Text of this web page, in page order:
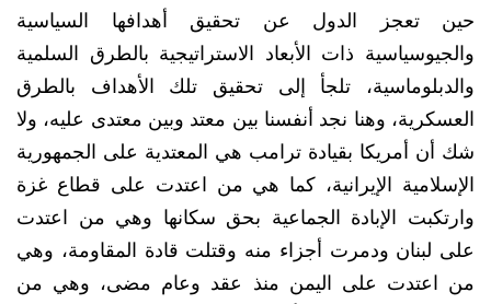
حين تعجز الدول عن تحقيق أهدافها السياسية
والجيوسياسية ذات الأبعاد الاستراتيجية بالطرق السلمية
والدبلوماسية، تلجأ إلى تحقيق تلك الأهداف بالطرق
العسكرية، وهنا نجد أنفسنا بين معتد وبين معتدى عليه، ولا
شك أن أمريكا بقيادة ترامب هي المعتدية على الجمهورية
الإسلامية الإيرانية، كما هي من اعتدت على قطاع غزة
وارتكبت الإبادة الجماعية بحق سكانها وهي من اعتدت
على لبنان ودمرت أجزاء منه وقتلت قادة المقاومة، وهي
من اعتدت على اليمن منذ عقد وعام مضى، وهي من